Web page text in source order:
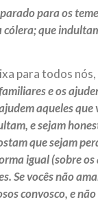
para os
que
para todos nós,
e os
aqueles
e sejam
que sejam
igual (sobre
Se vocês não
convosco, e